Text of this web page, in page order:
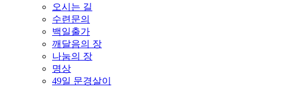
오시는 길
수련문의
백일출가
깨달음의 장
나눔의 장
명상
49일 문경살이